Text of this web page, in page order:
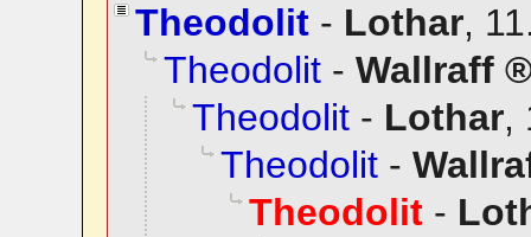
Theodolit- Lothar,
Theodolit- Wallraff
Theodolit- Lothar,
Theodolit-
Theodolit-